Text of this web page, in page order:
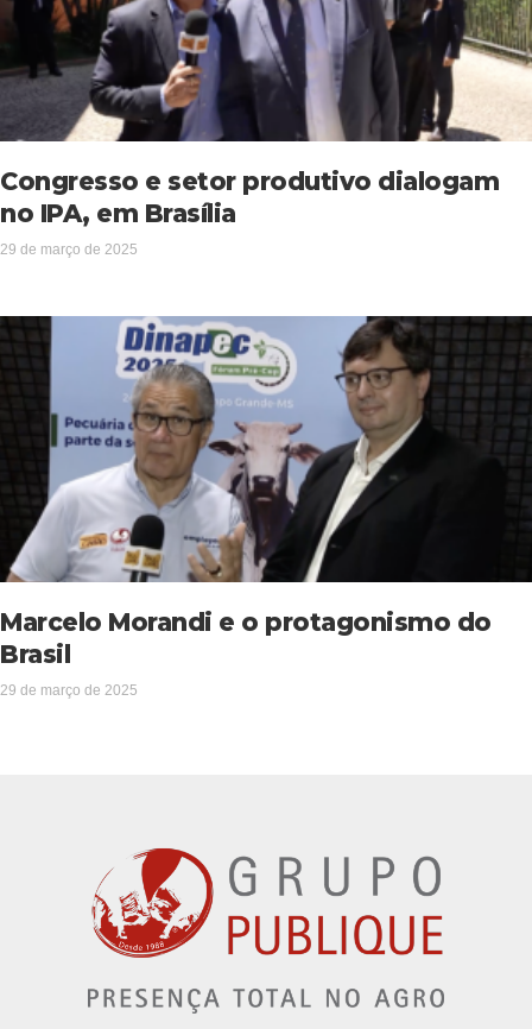
Congresso e setor produtivo dialogam
no IPA, em Brasília
29 de março de 2025
Marcelo Morandi e o protagonismo do
Brasil
29 de março de 2025